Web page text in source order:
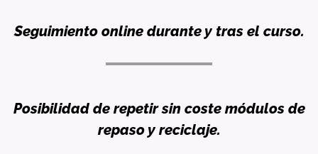
Seguimiento online durante y tras el curso.
Posibilidad de repetir sin coste módulos de
repaso y reciclaje.